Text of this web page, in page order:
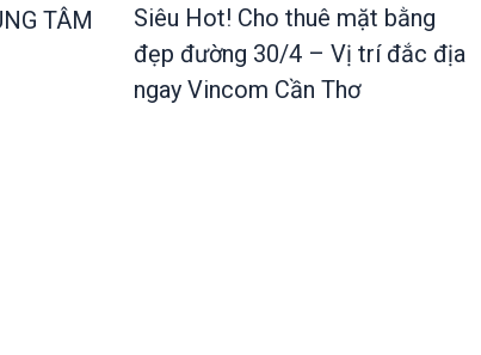
TÂM
Siêu Hot! Cho thuê mặt bằng
đẹp đường 30/4 – Vị trí đắc địa
ngay Vincom Cần Thơ